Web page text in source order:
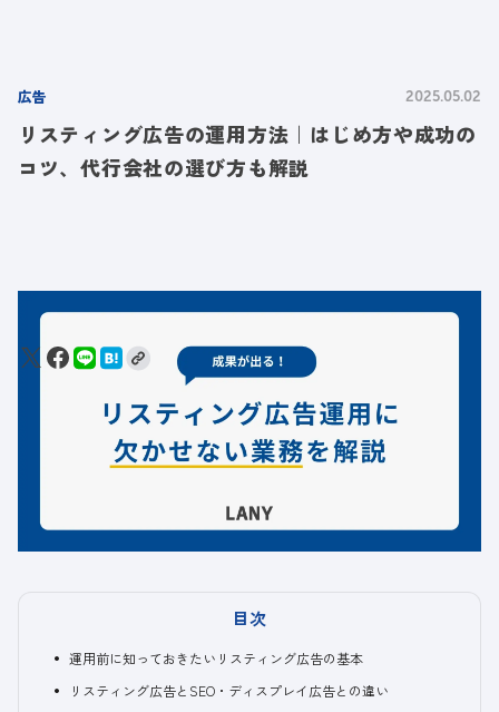
広告 2025.05.02
リスティング広告の運用方法｜はじめ方や成功の
コツ、代行会社の選び方も解説
目次
運用前に知っておきたいリスティング広告の基本
リスティング広告とSEO・ディスプレイ広告との違い